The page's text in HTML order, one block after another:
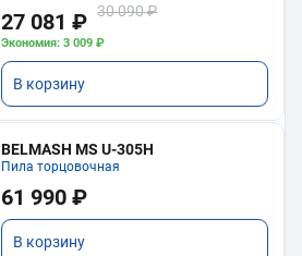
27 081 ₽ 30 090 ₽
Экономия: 3 009 ₽
В корзину
BELMASH MS U-305H
Пила торцовочная
61 990 ₽
В корзину